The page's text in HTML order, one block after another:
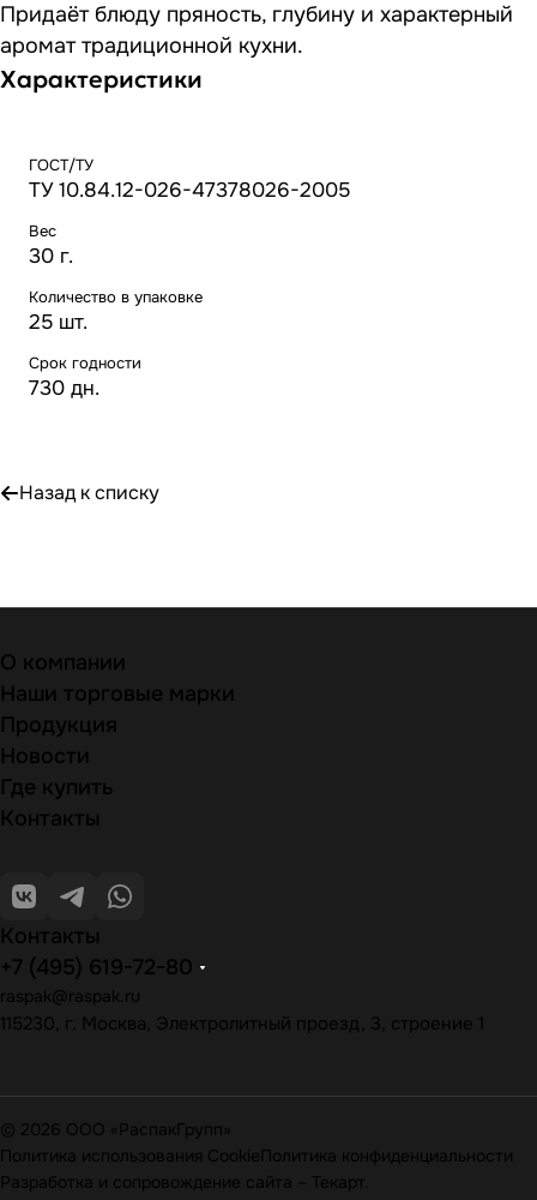
Придаёт блюду пряность, глубину и характерный
аромат традиционной кухни.
Характеристики
ГОСТ/ТУ
ТУ 10.84.12-026-47378026-2005
Вес
30 г.
Количество в упаковке
25 шт.
Срок годности
730 дн.
Назад к списку
О компании
Наши торговые марки
Продукция
Новости
Где купить
Контакты
Контакты
+7 (495) 619-72-80
raspak@raspak.ru
115230, г. Москва, Электролитный проезд, 3, строение 1
© 2026 ООО «РаспакГрупп»
Политика использования CookieПолитика конфиденциальности
Разработка и сопровождение сайта
Текарт.